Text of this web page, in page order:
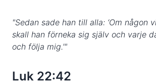
"Sedan sade han till alla: ‘Om någon
skall han förneka sig själv och varje
och följa mig.'"
Luk 22:42